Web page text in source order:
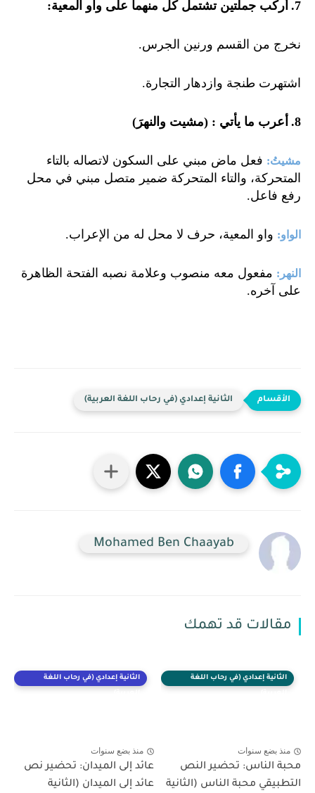
.7 أركب جملتين تشتمل كل منهما على واو المعية:
نخرج من القسم ورنين الجرس.
اشتهرت طنجة وازدهار التجارة.
.8 أعرب ما يأتي : (مشيت والنهرَ)
مشيتُ: فعل ماض مبني على السكون لاتصاله بالتاء
المتحركة، والتاء المتحركة ضمير متصل مبني في محل
رفع فاعل.
الواو: واو المعية، حرف لا محل له من الإعراب.
النهر : مفعول معه منصوب وعلامة نصبه الفتحة الظاهرة
على آخره.
الثانية إعدادي (في رحاب اللغة العربية)
Mohamed Ben Chaayab
مقالات قد تهمك
الثانية إعدادي (في رحاب اللغة
منذ بضع سنوات
محبة الناس: تحضير النص
التطبيقي محبة الناس (الثانية
الثانية إعدادي (في رحاب اللغة
منذ بضع سنوات
عائد إلى الميدان: تحضير نص
عائد إلى الميدان (الثانية